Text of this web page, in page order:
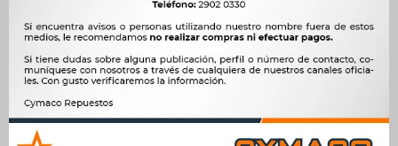
POLEAS ALT.Y DINAMO
MITSUBISHI FUSO CANTER
6R 69EXT MITSUBISHI ZEN
$1.565 $
$1.330
POLEAS ALT.Y DINAMO -
SSANGYONG XLV SUV 5R
54,05EXT ZEN
$1.330